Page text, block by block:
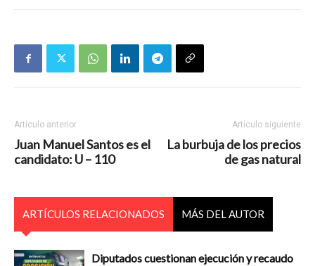
Artículo anterior
Juan Manuel Santos es el
candidato: U – 110
Artículo siguiente
La burbuja de los precios
de gas natural
ARTÍCULOS RELACIONADOS MÁS DEL AUTOR
Diputados cuestionan ejecución y recaudo